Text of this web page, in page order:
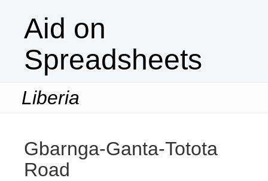
Aid on
Spreadsheets
Liberia
Gbarnga-Ganta-Totota
Road